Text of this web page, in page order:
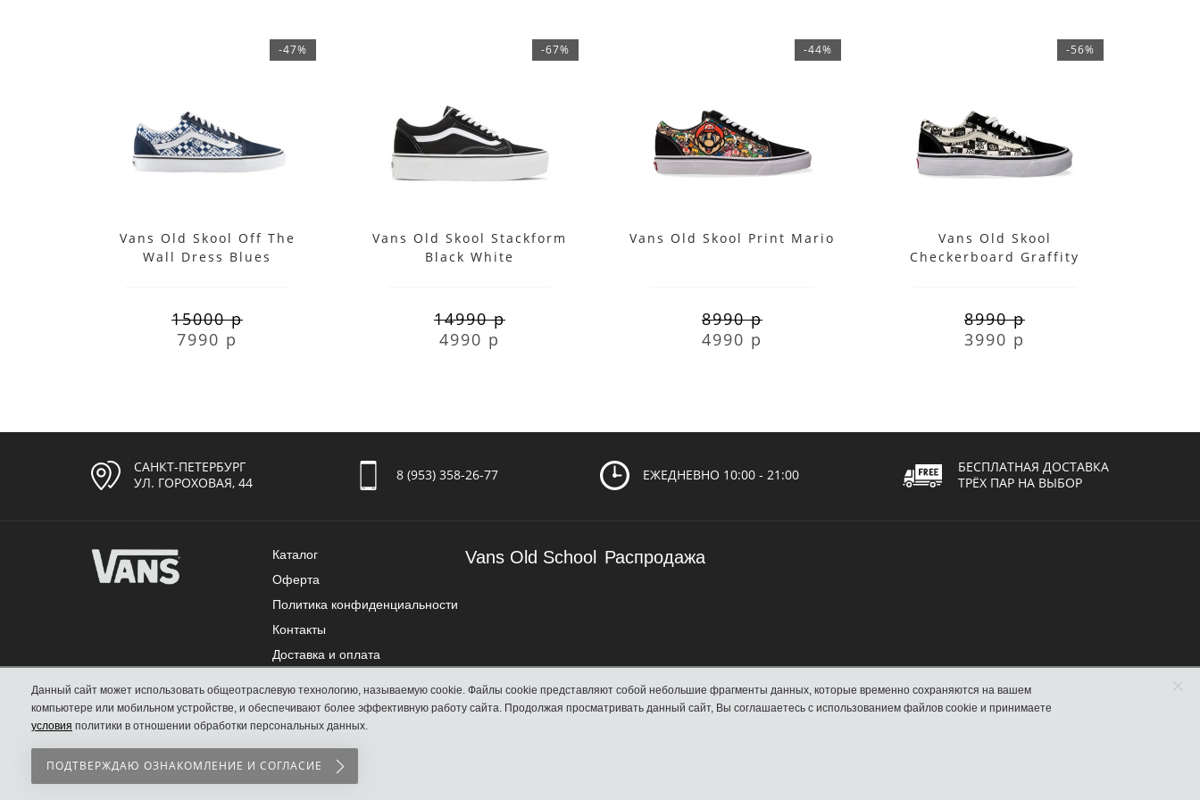
-47%
Vans Old Skool Off The
Wall Dress Blues
15000 р
7990 р
-67%
Vans Old Skool Stackform
Black White
14990 р
4990 р
-44%
Vans Old Skool Print Mario
8990 р
4990 р
-56%
Vans Old Skool
Checkerboard Graffity
8990 р
3990 р
САНКТ-ПЕТЕРБУРГ
УЛ. ГОРОХОВАЯ, 44
8 (953) 358-26-77 ЕЖЕДНЕВНО 10:00 - 21:00
БЕСПЛАТНАЯ ДОСТАВКА
ТРЁХ ПАР НА ВЫБОР
Каталог
Оферта
Политика конфиденциальности
Контакты
Доставка и оплата
Как выбрать размер
Vans Old School Распродажа
Данный сайт может использовать общеотраслевую технологию, называемую cookie. Файлы cookie представляют собой небольшие фрагменты данных, которые временно сохраняются на вашем
компьютере или мобильном устройстве, и обеспечивают более эффективную работу сайта. Продолжая просматривать данный сайт, Вы соглашаетесь с использованием файлов cookie и принимаете
условия политики в отношении обработки персональных данных.
×
ПОДТВЕРЖДАЮ ОЗНАКОМЛЕНИЕ И СОГЛАСИЕ